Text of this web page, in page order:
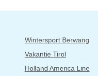
Wintersport Berwang
Vakantie Tirol
Holland America Line